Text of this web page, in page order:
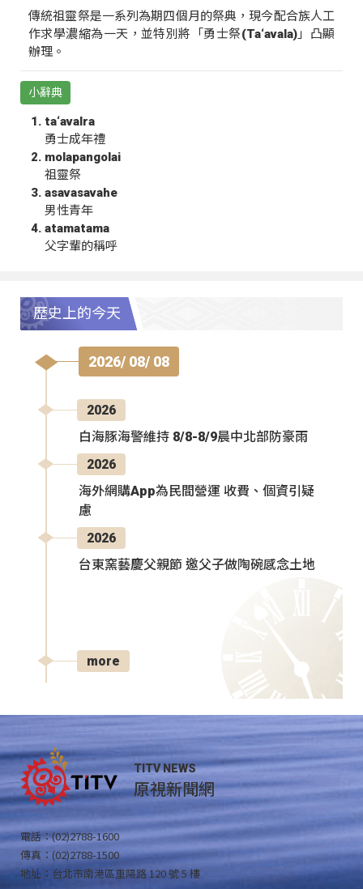
傳統祖靈祭是一系列為期四個月的祭典，現今配合族人工
作求學濃縮為一天，並特別將「勇士祭(Ta‘avala)」凸顯
辦理。
小辭典
ta‘avalra
勇士成年禮
molapangolai
祖靈祭
asavasavahe
男性青年
atamatama
父字輩的稱呼
歷史上的今天
2026/ 08/ 08
2026
白海豚海警維持 8/8-8/9晨中北部防豪雨
2026
海外網購App為民間營運 收費、個資引疑
慮
2026
台東窯藝慶父親節 邀父子做陶碗感念土地
more
TITV NEWS
原視新聞網
電話：(02)2788-1600
傳真：(02)2788-1500
地址：台北市南港區重陽路 120 號 5 樓